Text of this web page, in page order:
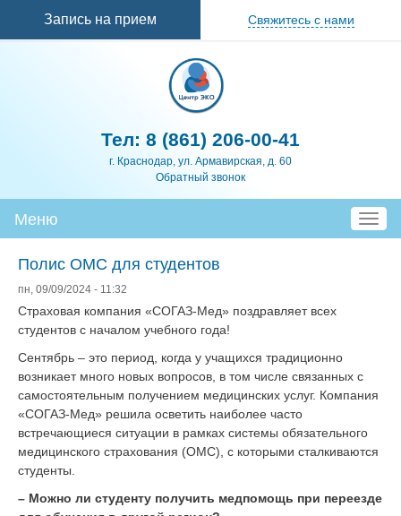
Запись на прием Свяжитесь с нами
Тел: 8 (861) 206-00-41
г. Краснодар, ул. Армавирская, д. 60
Обратный звонок
T
o
n
Меню
Полис ОМС для студентов
пн, 09/09/2024 - 11:32
Страховая компания «СОГАЗ-Мед» поздравляет всех
студентов с началом учебного года!
Сентябрь – это период, когда у учащихся традиционно
возникает много новых вопросов, в том числе связанных с
самостоятельным получением медицинских услуг. Компания
«СОГАЗ-Мед» решила осветить наиболее часто
встречающиеся ситуации в рамках системы обязательного
медицинского страхования (ОМС), с которыми сталкиваются
студенты.
– Можно ли студенту получить медпомощь при переезде